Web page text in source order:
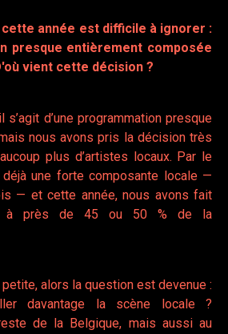
cette année est difficile à ignorer :
presque entièrement composée
vient cette décision ?
s’agit d’une programmation presque
nous avons pris la décision très
plus d’artistes locaux. Par le
une forte composante locale —
— et cette année, nous avons fait
à près de 45 ou 50 % de la
alors la question est devenue :
davantage la scène locale ?
de la Belgique, mais aussi au